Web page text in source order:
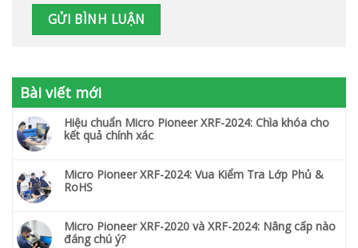
Bài viết mới
Hiệu chuẩn Micro Pioneer XRF-2024: Chìa khóa cho
kết quả chính xác
Micro Pioneer XRF-2024: Vua Kiểm Tra Lớp Phủ &
RoHS
Micro Pioneer XRF-2020 và XRF-2024: Nâng cấp nào
đáng chú ý?